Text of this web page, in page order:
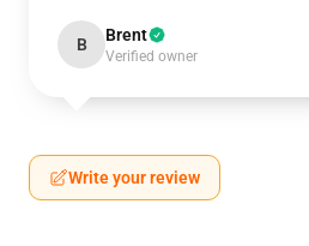
B Brent
Verified owner
Write your review